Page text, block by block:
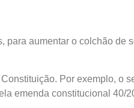
aumentar o colchão de
Por exemplo, o
emenda constitucional 40/